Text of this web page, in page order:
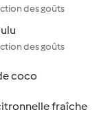
des goûts
des goûts
coco
fraîche